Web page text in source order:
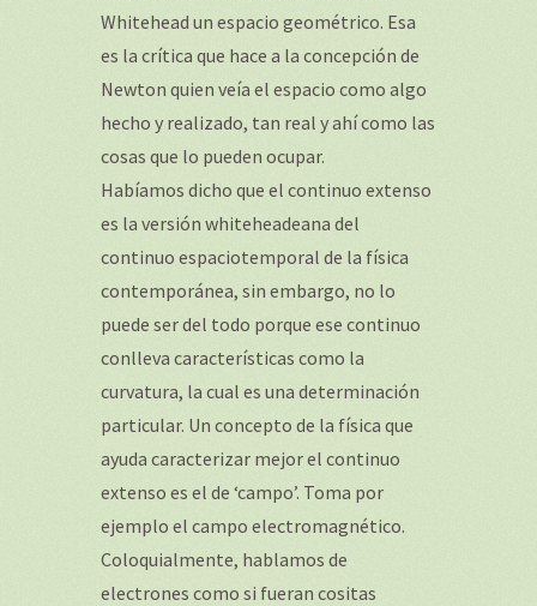
Whitehead un espacio geométrico. Esa
es la crítica que hace a la concepción de
Newton quien veía el espacio como algo
hecho y realizado, tan real y ahí como las
cosas que lo pueden ocupar.
Habíamos dicho que el continuo extenso
es la versión whiteheadeana del
continuo espaciotemporal de la física
contemporánea, sin embargo, no lo
puede ser del todo porque ese continuo
conlleva características como la
curvatura, la cual es una determinación
particular. Un concepto de la física que
ayuda caracterizar mejor el continuo
extenso es el de ‘campo’. Toma por
ejemplo el campo electromagnético.
Coloquialmente, hablamos de
electrones como si fueran cositas